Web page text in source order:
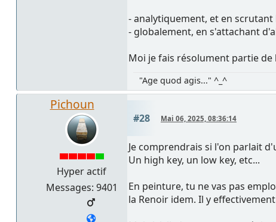
- analytiquement, et en
- globalement, en s'attachant
Moi je fais résolument partie de
"Age quod agis..." ^_^
Pichoun
Hyper actif
Messages: 9401
#28 Mai 06, 2025, 08:36:14
Je comprendrais si l'on parlait
Un high key, un low key, etc...
En peinture, tu ne vas pas
la Renoir idem. Il y